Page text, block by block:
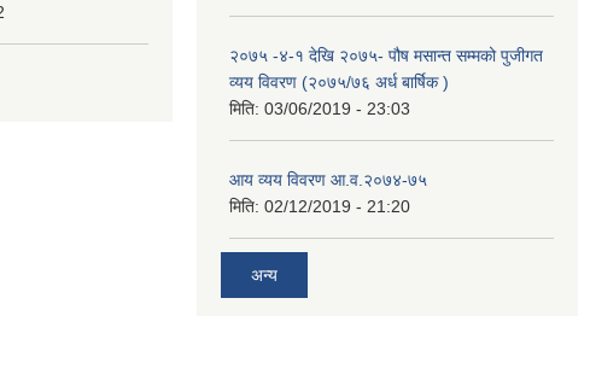
२०७५ -४-१ देखि २०७५- पौष मसान्त सम्मको पुजीगत
व्यय विवरण (२०७५/७६ अर्ध बार्षिक )
मिति: 03/06/2019 - 23:03
आय व्यय विवरण आ.व.२०७४-७५
मिति: 02/12/2019 - 21:20
अन्य